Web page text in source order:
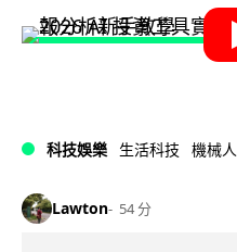
科技娛樂 生活科技 機械人
Lawton 54 分